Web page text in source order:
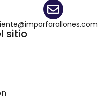
sitio